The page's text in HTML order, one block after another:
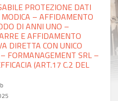
PROTEZIONE DATI
– AFFIDAMENTO
DI ANNI UNO –
E AFFIDAMENTO
DIRETTA CON UNICO
FORMANAGEMENT SRL –
(ART.17 C.2 DEL